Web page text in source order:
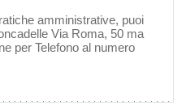
amministrative, puoi
Via Roma, 50 ma
per Telefono al numero